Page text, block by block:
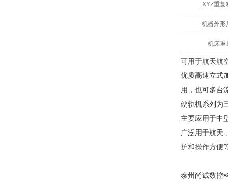
XYZ重复
机器外形
机床重
可用于航天航
优质高速立式
用，也可多台
硬轨机系列为
主要应用于中
广泛用于航天
护和操作方便
泰州尚诚数控